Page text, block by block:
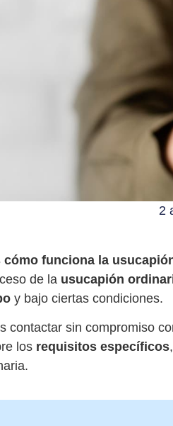
2
cómo funciona la
de la usucapión
y bajo ciertas condiciones.
contactar sin compromiso
los requisitos específicos